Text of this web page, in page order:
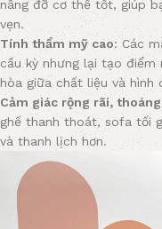
nâng đỡ cơ thể tốt, giúp
vẹn.
Tính thẩm mỹ cao: Các
cầu kỳ nhưng lại tạo điểm
hòa giữa chất liệu và hình
Cảm giác rộng rãi,
ghế thanh thoát, sofa tối
và thanh lịch hơn.